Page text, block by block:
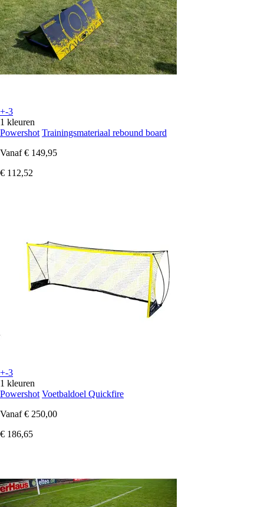
+-3
1 kleuren
Powershot Trainingsmateriaal rebound board
Vanaf € 149,95
€ 112,52
+-3
1 kleuren
Powershot Voetbaldoel Quickfire
Vanaf € 250,00
€ 186,65